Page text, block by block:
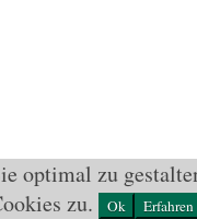
optimal zu
zu.
Ok